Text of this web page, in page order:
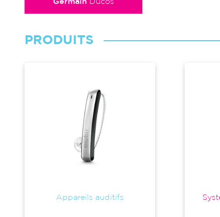
Germain Ducos
PRODUITS
Appareils auditifs